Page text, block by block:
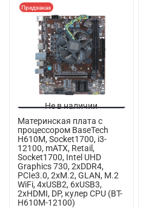
Не в наличии
Предзаказ
Материнская плата с
процессором BaseTech
H610M, Socket1700, i3-
12100, mATX, Retail,
Socket1700, Intel UHD
Graphics 730, 2xDDR4,
PCIe3.0, 2xM.2, GLAN, M.2
WiFi, 4xUSB2, 6xUSB3,
2xHDMI, DP, кулер CPU (BT-
H610M-12100)